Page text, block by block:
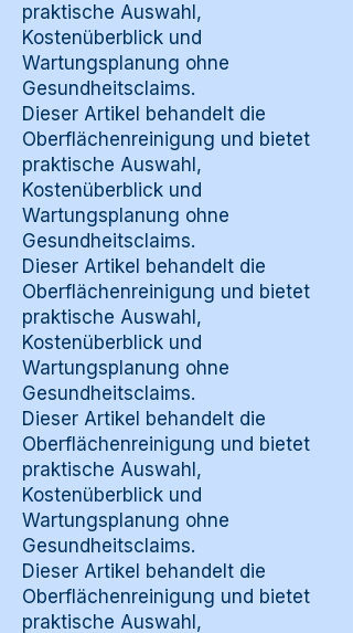
praktische Auswahl,
Kostenüberblick und
Wartungsplanung ohne
Gesundheitsclaims.
Dieser Artikel behandelt die
Oberflächenreinigung und bietet
praktische Auswahl,
Kostenüberblick und
Wartungsplanung ohne
Gesundheitsclaims.
Dieser Artikel behandelt die
Oberflächenreinigung und bietet
praktische Auswahl,
Kostenüberblick und
Wartungsplanung ohne
Gesundheitsclaims.
Dieser Artikel behandelt die
Oberflächenreinigung und bietet
praktische Auswahl,
Kostenüberblick und
Wartungsplanung ohne
Gesundheitsclaims.
Dieser Artikel behandelt die
Oberflächenreinigung und bietet
praktische Auswahl,